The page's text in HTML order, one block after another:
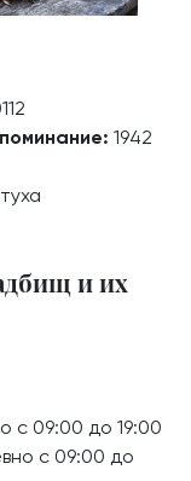
1942
и их
с 09:00 до 19:00
с 09:00 до